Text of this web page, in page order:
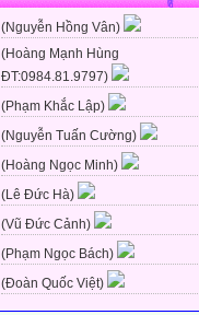
(Nguyễn Hồng Vân)
(Hoàng Mạnh Hùng
ĐT:0984.81.9797)
(Phạm Khắc Lập)
(Nguyễn Tuấn Cường)
(Hoàng Ngọc Minh)
(Lê Đức Hà)
(Vũ Đức Cảnh)
(Phạm Ngọc Bách)
(Đoàn Quốc Việt)